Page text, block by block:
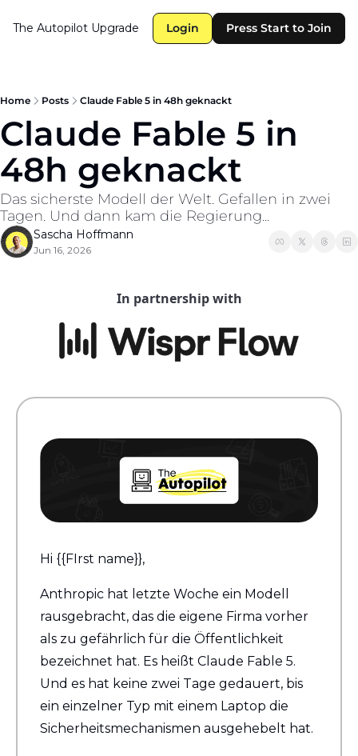
The Autopilot Upgrade Login Press Start to Join
Home Posts Claude Fable 5 in 48h geknackt
Claude Fable 5 in
48h geknackt
Das sicherste Modell der Welt. Gefallen in zwei
Tagen. Und dann kam die Regierung...
Sascha Hoffmann
Jun 16, 2026
In partnership with
Hi {{FIrst name}},
Anthropic hat letzte Woche ein Modell
rausgebracht, das die eigene Firma vorher
als zu gefährlich für die Öffentlichkeit
bezeichnet hat. Es heißt Claude Fable 5.
Und es hat keine zwei Tage gedauert, bis
ein einzelner Typ mit einem Laptop die
Sicherheitsmechanismen ausgehebelt hat.